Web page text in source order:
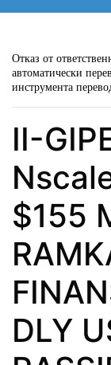
Отказ от
автоматически
инструмента
II-
$155
DLY